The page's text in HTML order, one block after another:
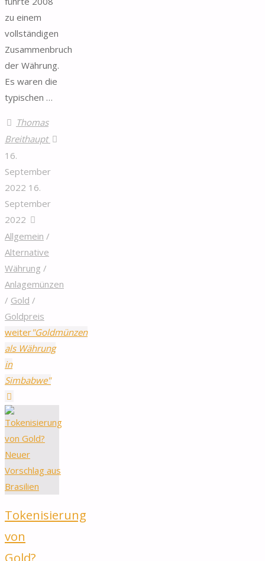
zu einem
vollständigen
Zusammenbruch
der Währung.
Es waren die
typischen …
Thomas
Breithaupt
16.
September
2022 16.
September
2022
Allgemein /
Alternative
Währung /
Anlagemünzen
/ Gold /
Goldpreis
weiter"Goldmünzen
als Währung
in
Simbabwe"
Tokenisierung
von